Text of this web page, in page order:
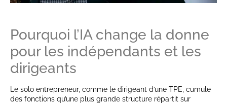
Pourquoi l’IA change la donne
pour les indépendants et les
dirigeants
Le solo entrepreneur, comme le dirigeant d’une TPE, cumule
des fonctions qu’une plus grande structure répartit sur